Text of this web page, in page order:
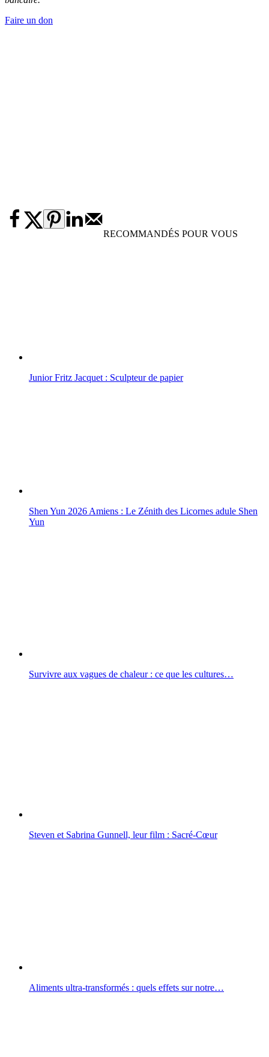
Faire un don
RECOMMANDÉS POUR VOUS
Junior Fritz Jacquet : Sculpteur de papier
Shen Yun 2026 Amiens : Le Zénith des Licornes adule Shen
Yun
Survivre aux vagues de chaleur : ce que les cultures…
Steven et Sabrina Gunnell, leur film : Sacré-Cœur
Aliments ultra-transformés : quels effets sur notre…